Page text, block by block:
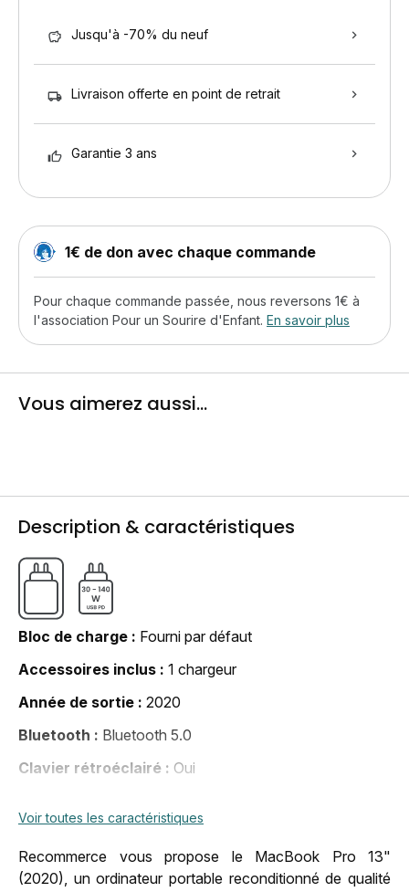
Jusqu'à -70% du neuf
Livraison offerte en point de retrait
Garantie 3 ans
1€ de don avec chaque commande
Pour chaque commande passée, nous reversons 1€ à
l'association Pour un Sourire d'Enfant. En savoir plus
Vous aimerez aussi...
Description & caractéristiques
Bloc de charge
Fourni par défaut
Accessoires inclus
1 chargeur
Année de sortie
2020
Bluetooth
Bluetooth 5.0
Clavier rétroéclairé
Oui
Nombre de coeurs
4
Voir toutes les caractéristiques
Recommerce vous propose le MacBook Pro 13"
(2020), un ordinateur portable reconditionné de qualité